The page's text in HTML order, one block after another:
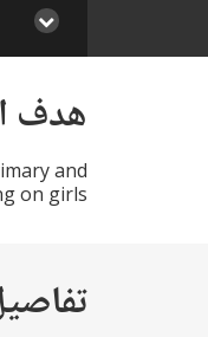
هدف
and
on girls.